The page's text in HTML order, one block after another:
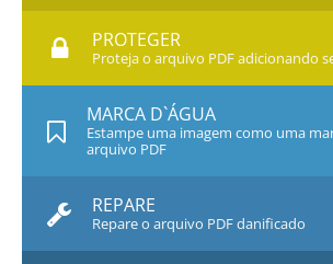
PROTEGER
Proteja o arquivo PDF adicionando
MARCA D`ÁGUA
Estampe uma imagem como uma
arquivo PDF
REPARE
Repare o arquivo PDF danificado